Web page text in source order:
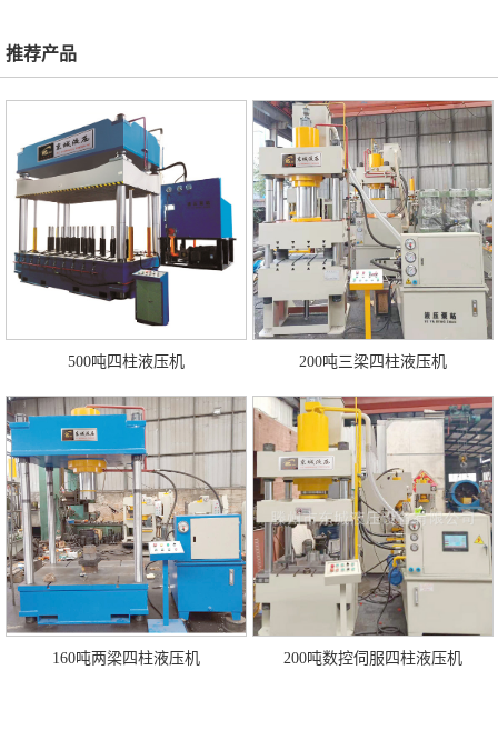
推荐产品
500吨四柱液压机 200吨三梁四柱液压机
160吨两梁四柱液压机 200吨数控伺服四柱液压机